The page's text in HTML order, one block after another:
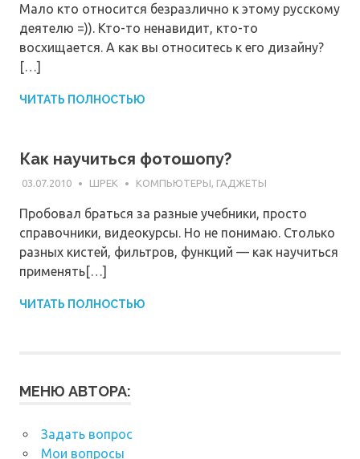
Мало кто относится безразлично к этому русскому
деятелю =)). Кто-то ненавидит, кто-то
восхищается. А как вы относитесь к его дизайну?
[…]
ЧИТАТЬ ПОЛНОСТЬЮ
Как научиться фотошопу?
03.07.2010 ШРЕК КОМПЬЮТЕРЫ, ГАДЖЕТЫ
Пробовал браться за разные учебники, просто
справочники, видеокурсы. Но не понимаю. Столько
разных кистей, фильтров, функций — как научиться
применять[…]
ЧИТАТЬ ПОЛНОСТЬЮ
МЕНЮ АВТОРА:
Задать вопрос
Мои вопросы